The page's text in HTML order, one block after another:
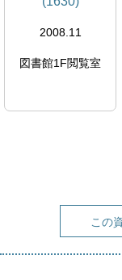
2008.11
図書館1F閲覧室
この